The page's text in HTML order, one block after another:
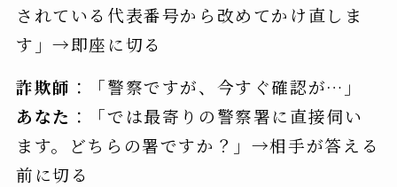
されている代表番号から改めてかけ直しま
す」→即座に切る
詐欺師 ：「警察ですが、今すぐ確認が…」
あなた ：「では最寄りの警察署に直接伺い
ます。どちらの署ですか？」→相手が答える
前に切る